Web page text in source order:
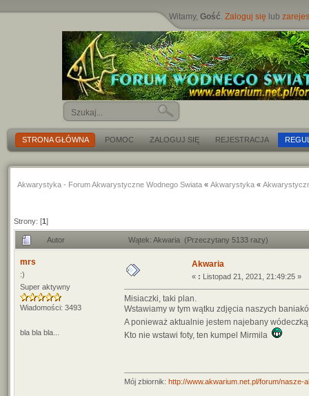
Witamy,Gość.Zaloguj się lub
STRONA GŁÓWNA POMOC ZALOGUJ SIĘ REJESTRACJA
Akwarystyka - Forum Akwarystyczne Wodnego Swiata « Akwarystyka «
Strony: [1]
Autor Wątek: Akwaria (Przeczytany 5133 razy)
mrs
:)
Super aktywny
Wiadomości: 3493
bla bla bla...
Akwaria
« : Listopad 21, 2021, 21:49:25 »
Misiaczki, taki plan.
Wstawiamy w tym wątku zdjęcia naszych
A ponieważ aktualnie jestem najebany
Kto nie wstawi foty, ten kumpel Mirmila
Mój zbiornik: http://www.akwarium.net.pl/forum/